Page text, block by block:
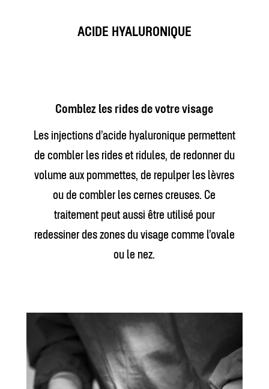
ACIDE HYALURONIQUE
Comblez les rides de votre visage
Les injections d’acide hyaluronique permettent
de combler les rides et ridules, de redonner du
volume aux pommettes, de repulper les lèvres
ou de combler les cernes creuses. Ce
traitement peut aussi être utilisé pour
redessiner des zones du visage comme l’ovale
ou le nez.